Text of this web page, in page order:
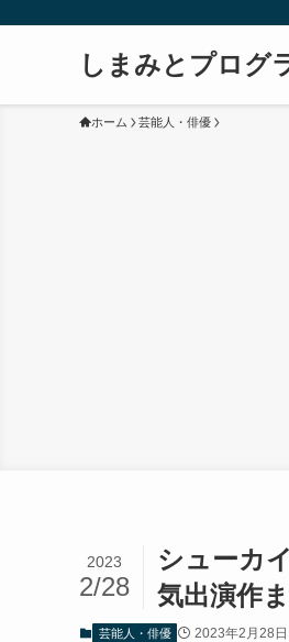
しまみとプログ
ホーム 芸能人・俳優
シューカ
気出演作
2023
2/28
芸能人・俳優 2023年2月28日